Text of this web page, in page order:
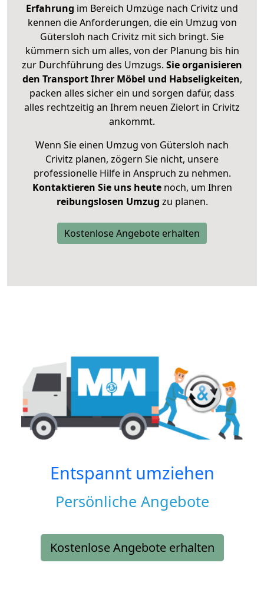
Erfahrung im Bereich Umzüge nach Crivitz und
kennen die Anforderungen, die ein Umzug von
Gütersloh nach Crivitz mit sich bringt. Sie
kümmern sich um alles, von der Planung bis hin
zur Durchführung des Umzugs. Sie organisieren
den Transport Ihrer Möbel und Habseligkeiten,
packen alles sicher ein und sorgen dafür, dass
alles rechtzeitig an Ihrem neuen Zielort in Crivitz
ankommt.
Wenn Sie einen Umzug von Gütersloh nach
Crivitz planen, zögern Sie nicht, unsere
professionelle Hilfe in Anspruch zu nehmen.
Kontaktieren Sie uns heutenoch, um Ihren
reibungslosen Umzug zu planen.
Kostenlose Angebote erhalten
Entspannt umziehen
Persönliche Angebote
Kostenlose Angebote erhalten